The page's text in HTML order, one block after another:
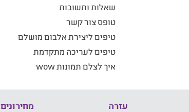
שאלות ותשובות
טופס צור קשר
טיפים ליצירת אלבום מושלם
טיפים לעריכה מתקדמת
איך לצלם תמונות wow
עזרה מחירונים